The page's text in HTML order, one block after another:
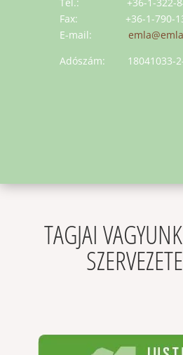
Tel.: +36-1-322-
Fax: +36-1-790-
E-mail:
Adószám: 18041033-
TAGJAI